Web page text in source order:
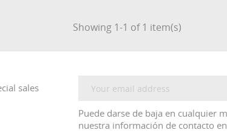
Showing 1-1 of 1 item(s)
sales
Puede darse de baja en cualquier
nuestra información de contacto